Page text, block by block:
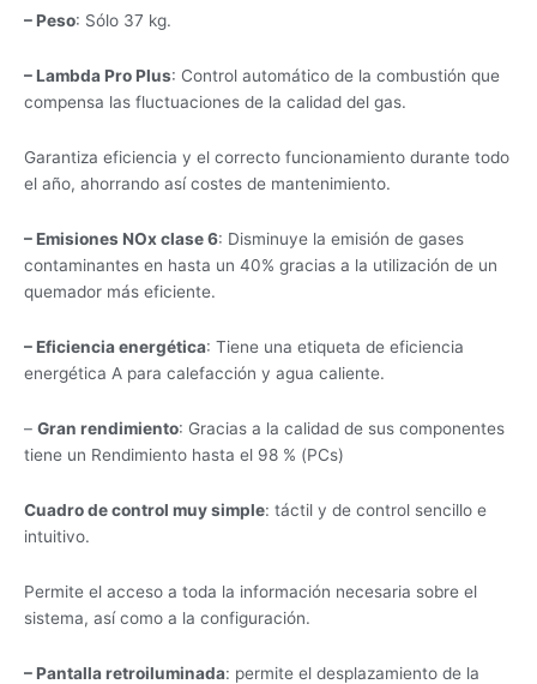
– Peso: Sólo 37 kg.
– Lambda Pro Plus: Control automático de la combustión que
compensa las fluctuaciones de la calidad del gas.
Garantiza eficiencia y el correcto funcionamiento durante todo
el año, ahorrando así costes de mantenimiento.
– Emisiones NOx clase 6: Disminuye la emisión de gases
contaminantes en hasta un 40% gracias a la utilización de un
quemador más eficiente.
– Eficiencia energética: Tiene una etiqueta de eficiencia
energética A para calefacción y agua caliente.
– Gran rendimiento: Gracias a la calidad de sus componentes
tiene un Rendimiento hasta el 98 % (PCs)
Cuadro de control muy simple: táctil y de control sencillo e
intuitivo.
Permite el acceso a toda la información necesaria sobre el
sistema, así como a la configuración.
– Pantalla retroiluminada: permite el desplazamiento de la